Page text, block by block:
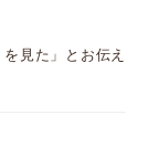
見た」とお伝え